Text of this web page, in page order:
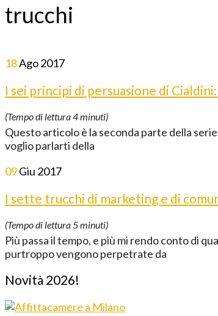
trucchi
18Ago2017
I sei principi di persuasione di
(Tempo di lettura4minuti)
Questo articolo è la seconda parte della
voglio parlarti della
09Giu 2017
I sette trucchi di marketing e di
(Tempo di lettura5minuti)
Più passa il tempo, e più mi rendo conto di
purtroppo vengono perpetrate da
Novità 2026!